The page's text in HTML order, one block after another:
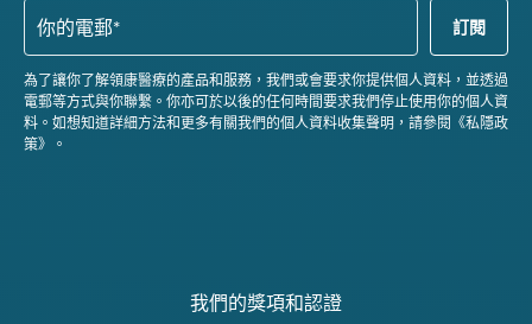
為了讓你了解領康醫療的產品和服務，我們或會要求你提供個人資料，並透過
電郵等方式與你聯繫。你亦可於以後的任何時間要求我們停止使用你的個人資
料。如想知道詳細方法和更多有關我們的個人資料收集聲明，請參閱《私隱政
策》。
我們的獎項和認證